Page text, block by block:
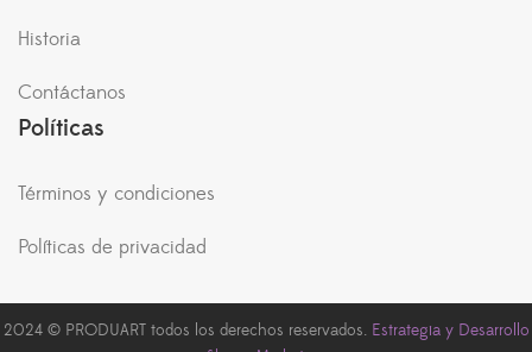
Historia
Contáctanos
Políticas
Términos y condiciones
Políticas de privacidad
2024 © PRODUART todos los derechos reservados. Estrategia y Desarrollo